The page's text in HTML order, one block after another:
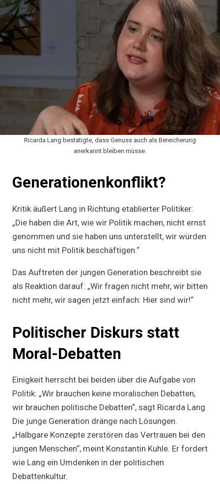
Ricarda Lang bestätigte, dass Genuss auch als Bereicherung
anerkannt bleiben müsse.
Generationenkonflikt?
Kritik äußert Lang in Richtung etablierter Politiker:
„Die haben die Art, wie wir Politik machen, nicht ernst
genommen und sie haben uns unterstellt, wir würden
uns nicht mit Politik beschäftigen.“
Das Auftreten der jungen Generation beschreibt sie
als Reaktion darauf: „Wir fragen nicht mehr, wir bitten
nicht mehr, wir sagen jetzt einfach: Hier sind wir!“
Politischer Diskurs statt
Moral-Debatten
Einigkeit herrscht bei beiden über die Aufgabe von
Politik: „Wir brauchen keine moralischen Debatten,
wir brauchen politische Debatten“, sagt Ricarda Lang.
Die junge Generation dränge nach Lösungen.
„Halbgare Konzepte zerstören das Vertrauen bei den
jungen Menschen“, meint Konstantin Kuhle. Er fordert
wie Lang ein Umdenken in der politischen
Debattenkultur.